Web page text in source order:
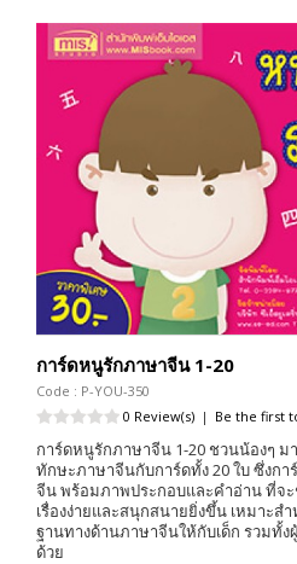
การ์ดหนูรักภาษาจีน 1-20
Code : P-YOU-350
0 Review(s) | Be the first
การ์ดหนูรักภาษาจีน 1-20 ชวนน้องๆ ม
ทักษะภาษาจีนกับการ์ดทั้ง 20 ใบ ซึ่งก
จีน พร้อมภาพประกอบและคำอ่าน ที่จ
เรื่องง่ายและสนุกสนายยิ่งขึ้น เหมาะ
ฐานทางด้านภาษาจีนให้กับเด็ก รวมทั้
ด้วย